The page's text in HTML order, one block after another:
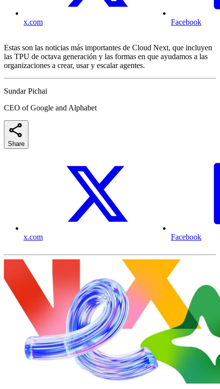
x.com Facebook
Estas son las noticias más importantes de Cloud Next, que incluyen
las TPU de octava generación y las formas en que ayudamos a las
organizaciones a crear, usar y escalar agentes.
Sundar Pichai
CEO of Google and Alphabet
Share
x.com Facebook